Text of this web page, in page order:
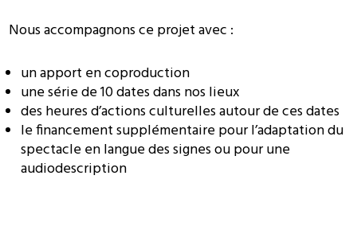
Nous accompagnons ce projet avec :
un apport en coproduction
une série de 10 dates dans nos lieux
des heures d’actions culturelles autour de ces dates
le financement supplémentaire pour l’adaptation du
spectacle en langue des signes ou pour une
audiodescription